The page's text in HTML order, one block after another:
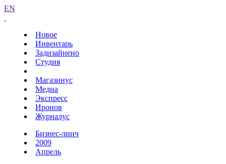
EN
Новое
Инвентарь
Задизайнено
Студия
Магазинус
Медиа
Экспресс
Иронов
Журналус
Бизнес-линч
2009
Апрель